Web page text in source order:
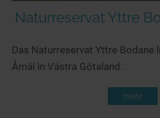
Naturreservat Yttre
Das Naturreservat Yttre Bodane
Åmål in Västra Götaland.
mehr